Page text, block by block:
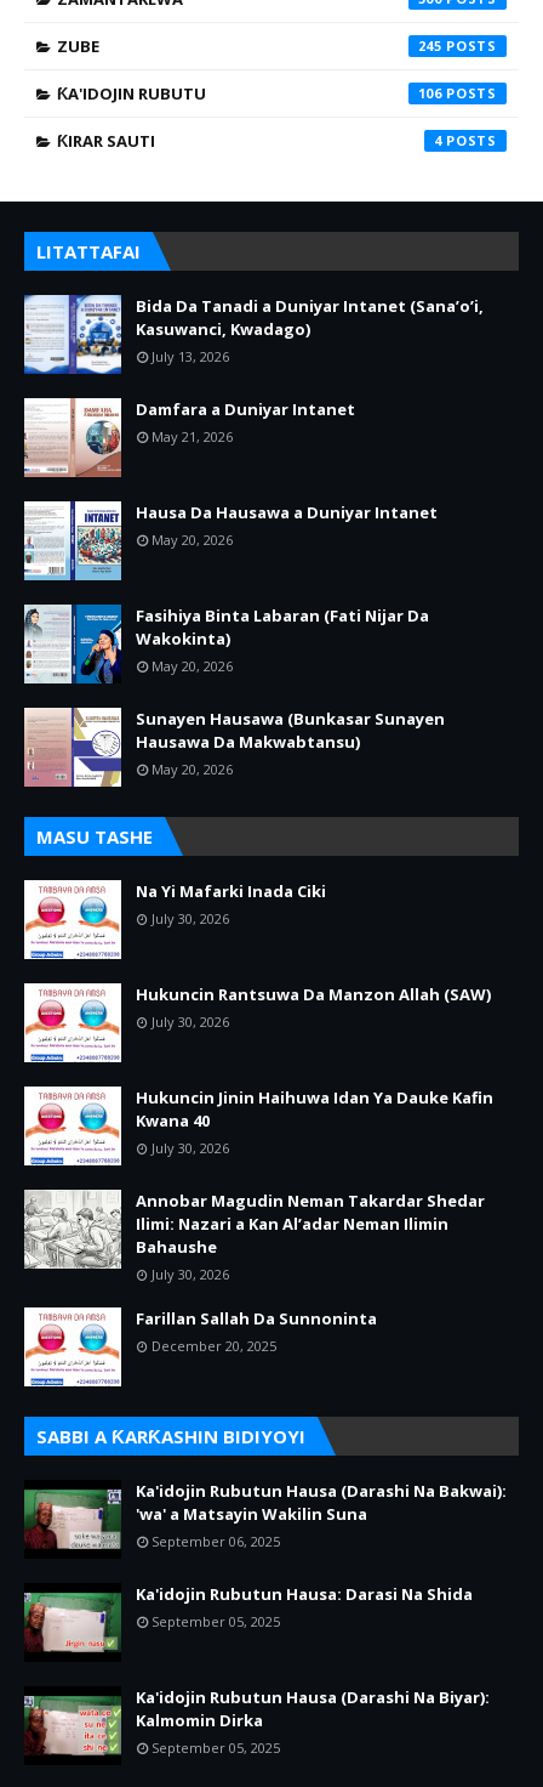
ZUBE 245
ƘA'IDOJIN RUBUTU 106
ƘIRAR SAUTI 4
LITATTAFAI
Bida Da Tanadi a Duniyar Intanet (Sana’o’i,
Kasuwanci, Kwadago)
July 13, 2026
Damfara a Duniyar Intanet
May 21, 2026
Hausa Da Hausawa a Duniyar Intanet
May 20, 2026
Fasihiya Binta Labaran (Fati Nijar Da
Wakokinta)
May 20, 2026
Sunayen Hausawa (Bunkasar Sunayen
Hausawa Da Makwabtansu)
May 20, 2026
MASU TASHE
Na Yi Mafarki Inada Ciki
July 30, 2026
Hukuncin Rantsuwa Da Manzon Allah (SAW)
July 30, 2026
Hukuncin Jinin Haihuwa Idan Ya Dauke Kafin
Kwana 40
July 30, 2026
Annobar Magudin Neman Takardar Shedar
Ilimi: Nazari a Kan Al’adar Neman Ilimin
Bahaushe
July 30, 2026
Farillan Sallah Da Sunnoninta
December 20, 2025
SABBI A ƘARƘASHIN BIDIYOYI
Ka'idojin Rubutun Hausa (Darashi Na Bakwai):
'wa' a Matsayin Wakilin Suna
September 06, 2025
Ka'idojin Rubutun Hausa: Darasi Na Shida
September 05, 2025
Ka'idojin Rubutun Hausa (Darashi Na Biyar):
Kalmomin Dirka
September 05, 2025